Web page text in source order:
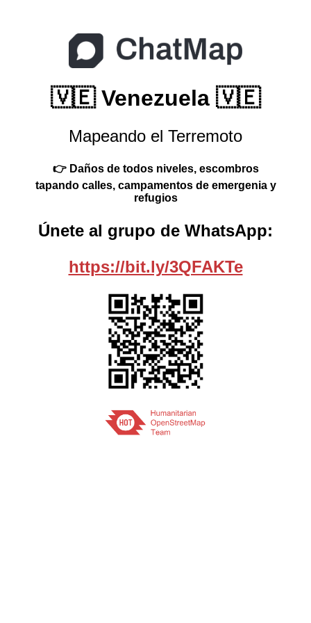
🇻🇪 Venezuela 🇻🇪
Mapeando el Terremoto
👉 Daños de todos niveles, escombros
tapando calles, campamentos de emergenia y
refugios
Únete al grupo de WhatsApp:
https://bit.ly/3QFAKTe